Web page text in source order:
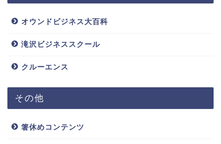
オウンドビジネス大百科
滝沢ビジネススクール
クルーエンス
その他
箸休めコンテンツ